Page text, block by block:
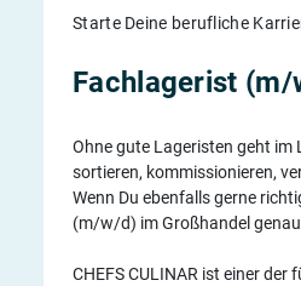
Starte Deine berufliche
Fachlagerist
Ohne gute Lageristen geht im
sortieren, kommissionieren,
Wenn Du ebenfalls gerne
(m/w/d) im Großhandel
CHEFS CULINAR ist einer